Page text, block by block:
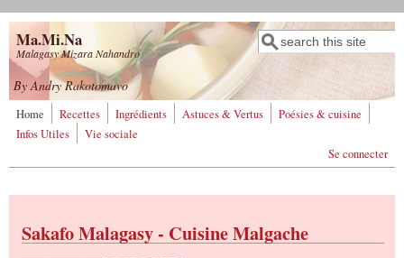
Aller au contenu principal
Ma.Mi.Na
Malagasy Mizara Nahandro
Formulaire de
recherche
Rechercher
By Andry Rakotomavo
Home Recettes Ingrédients Astuces & Vertus
Poésies & cuisine
Infos Utiles
Vie sociale
Se connecter
Sakafo Malagasy - Cuisine Malgache